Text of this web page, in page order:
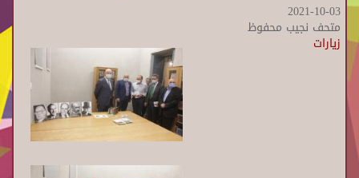
2021-10-03
متحف نجيب محفوظ
زيارات